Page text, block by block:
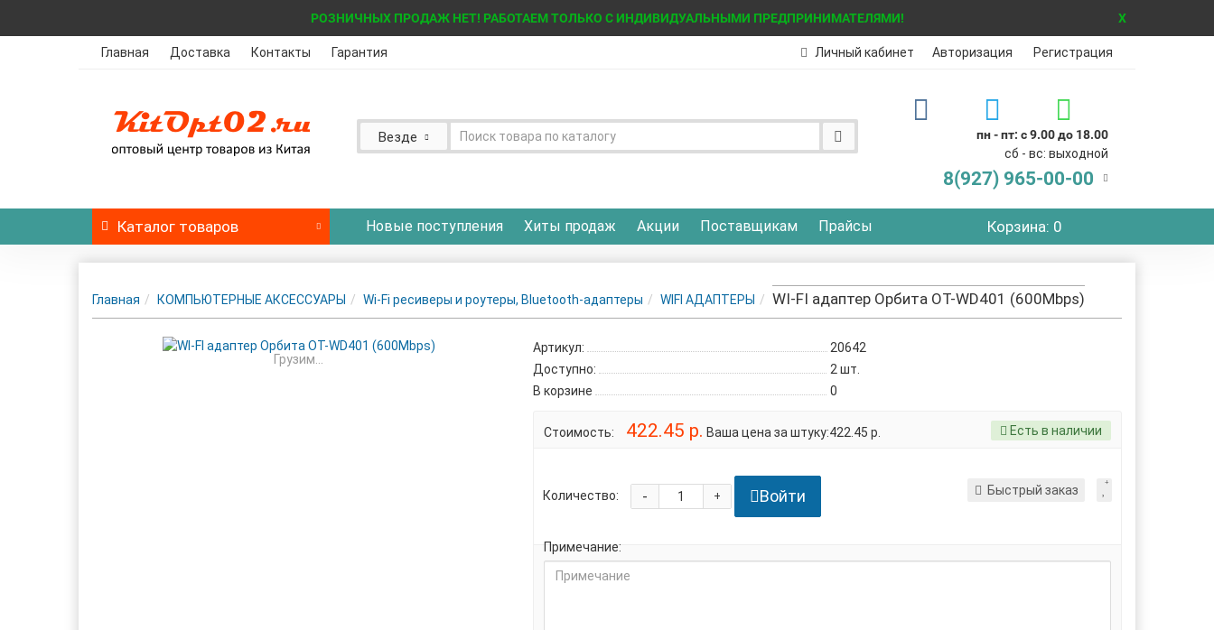
РОЗНИЧНЫХ ПРОДАЖ НЕТ! РАБОТАЕМ ТОЛЬКО С ИНДИВИДУАЛЬНЫМИ ПРЕДПРИНИМАТЕЛЯМИ! X
Главная Доставка Контакты Гарантия Личный кабинет Авторизация Регистрация
Везде
пн - пт: с 9.00 до 18.00
сб - вс: выходной
8(927) 965-00-00
Каталог товаров Новые поступления Хиты продаж Акции Поставщикам Прайсы Корзина: 0
Главная КОМПЬЮТЕРНЫЕ АКСЕССУАРЫ Wi-Fi ресиверы и роутеры, Bluetooth-адаптеры WIFI АДАПТЕРЫ WI-FI адаптер Орбита OT-WD401 (600Mbps)
Грузим...
Артикул:
20642
Доступно:
2 шт.
В корзине
0
Стоимость: 422.45 р. Ваша цена за штуку:422.45 р. Есть в наличии
Количество: +
- Войти Быстрый заказ
Примечание: